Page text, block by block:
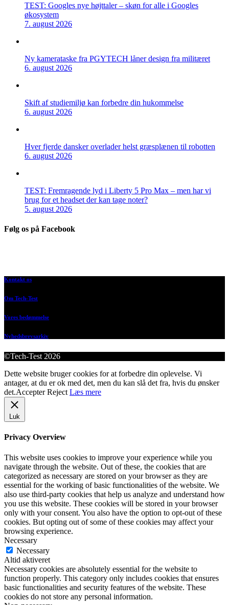
TEST: Googles nye højttaler – skøn for alle i Googles
økosystem
7. august 2026
Ny kamerataske fra PGYTECH låner design fra militæret
6. august 2026
Skift af studiemiljø kan forbedre din hukommelse
6. august 2026
Hver fjerde dansker overlader helst græsplænen til robotten
6. august 2026
TEST: Fremragende lyd i Liberty 5 Pro Max – men har vi
brug for et headset der kan tage noter?
5. august 2026
Følg os på Facebook
Kontakt os
Om Tech-Test
Vores bedømmelse
Nyhedsbrevsarkiv
©Tech-Test 2026
Dette website bruger cookies for at forbedre din oplevelse. Vi
antager, at du er ok med det, men du kan slå det fra, hvis du ønsker
det.Accepter Reject Læs mere
Luk
Privacy Overview
This website uses cookies to improve your experience while you
navigate through the website. Out of these, the cookies that are
categorized as necessary are stored on your browser as they are
essential for the working of basic functionalities of the website. We
also use third-party cookies that help us analyze and understand how
you use this website. These cookies will be stored in your browser
only with your consent. You also have the option to opt-out of these
cookies. But opting out of some of these cookies may affect your
browsing experience.
Necessary
Necessary
Altid aktiveret
Necessary cookies are absolutely essential for the website to
function properly. This category only includes cookies that ensures
basic functionalities and security features of the website. These
cookies do not store any personal information.